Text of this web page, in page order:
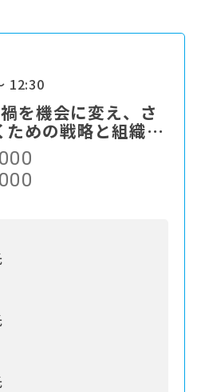
12:30
を機会に変え、さ
ための戦略と組織づ